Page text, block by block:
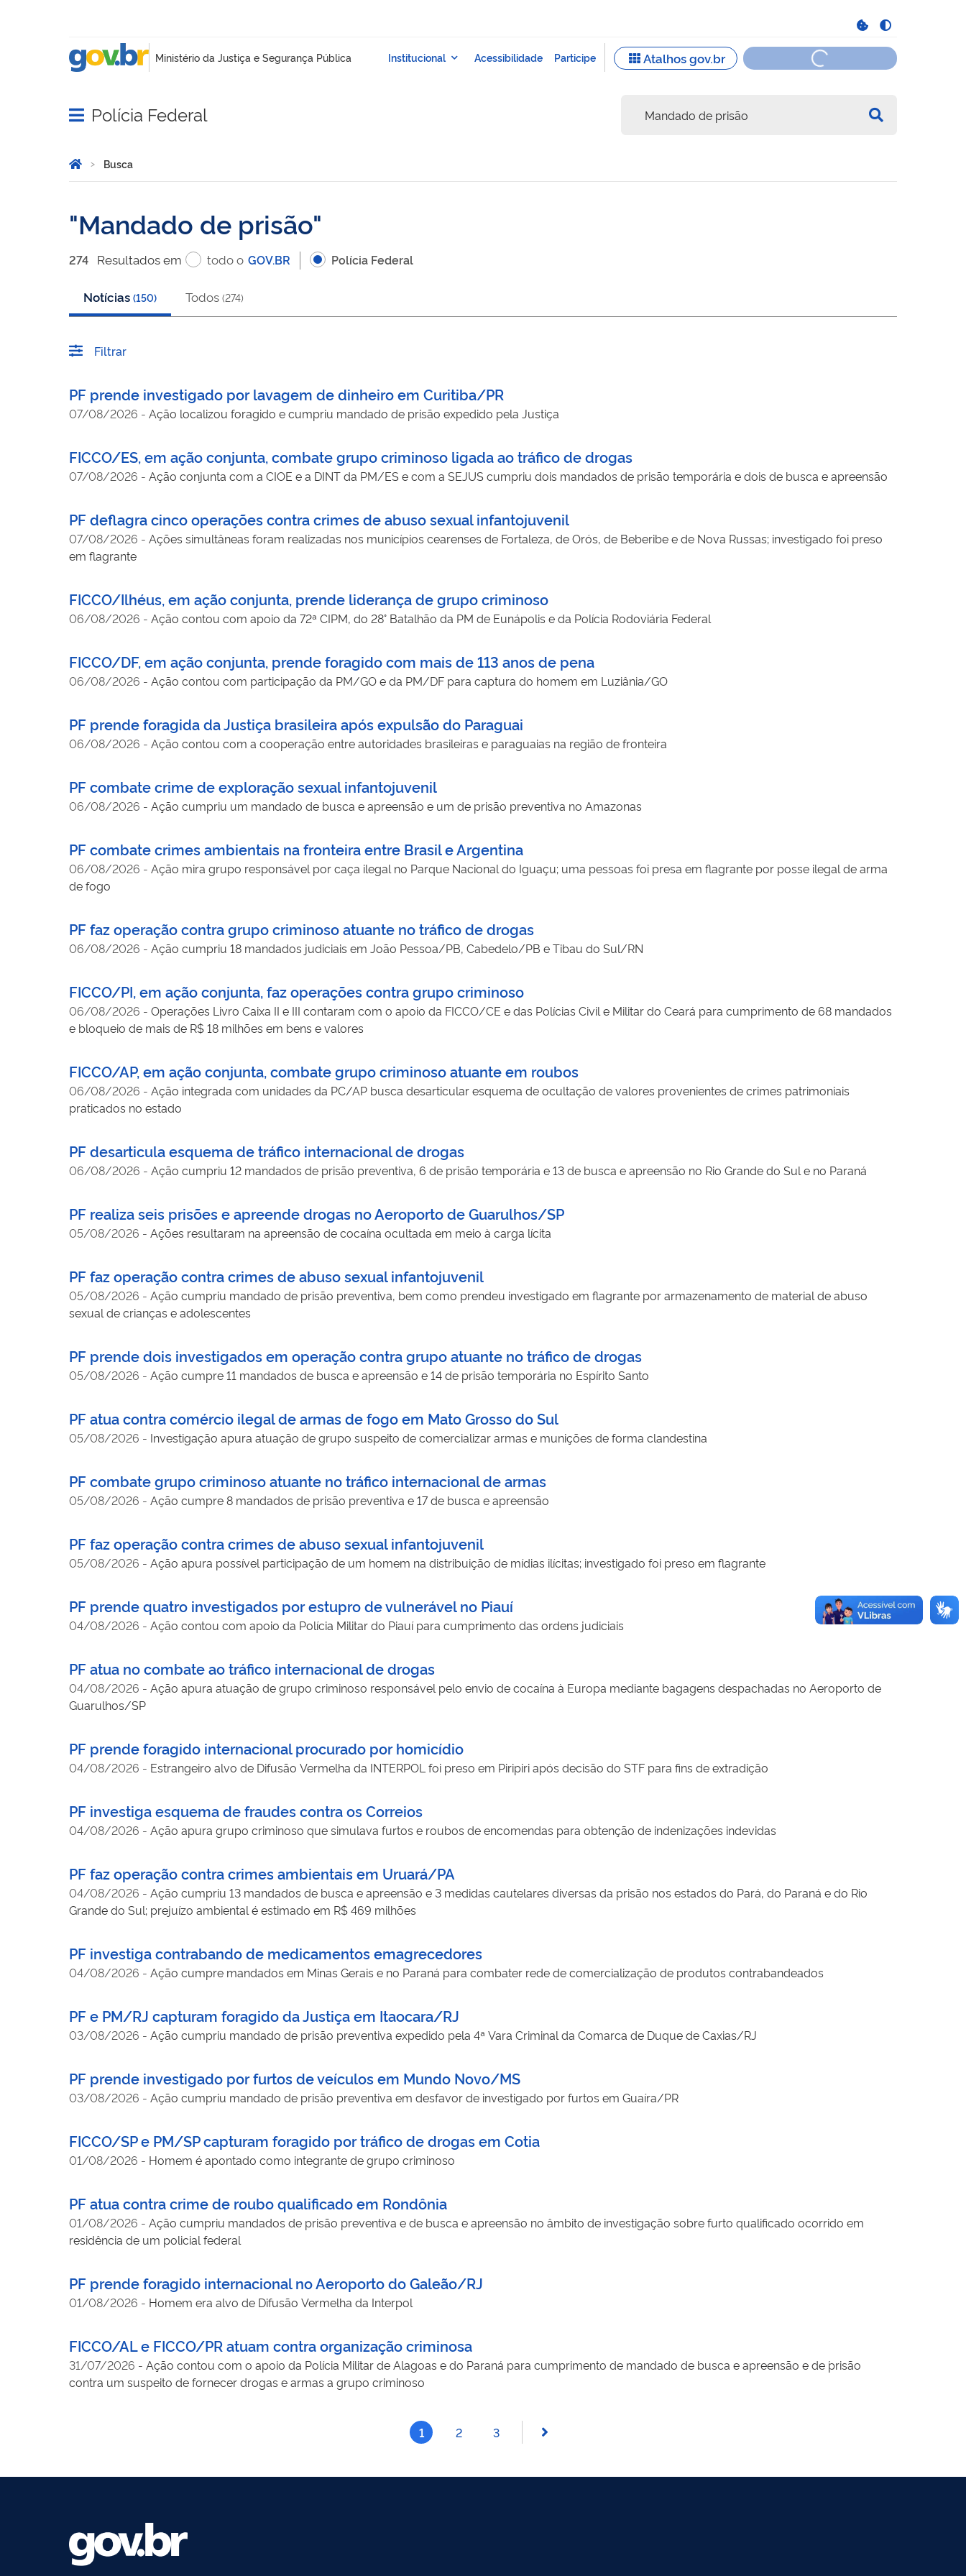
Abrir menu principal de navegação
Polícia Federal
Você está aqui:
Página Inicial
Busca
Mandado de prisão
274 Resultadosem todo o GOV.BR Polícia Federal
Notícias (150) Todos (274)
Filtrar
PF prende investigado por lavagem de dinheiro em Curitiba/PR
07/08/2026 - Ação localizou foragido e cumpriu mandado de prisão expedido pela Justiça
FICCO/ES, em ação conjunta, combate grupo criminoso ligada ao tráfico de drogas
07/08/2026 - Ação conjunta com a CIOE e a DINT da PM/ES e com a SEJUS cumpriu dois mandados de prisão temporária e dois de busca e apreensão
PF deflagra cinco operações contra crimes de abuso sexual infantojuvenil
07/08/2026 - Ações simultâneas foram realizadas nos municípios cearenses de Fortaleza, de Orós, de Beberibe e de Nova Russas; investigado foi preso
em flagrante
FICCO/Ilhéus, em ação conjunta, prende liderança de grupo criminoso
06/08/2026 - Ação contou com apoio da 72ª CIPM, do 28° Batalhão da PM de Eunápolis e da Polícia Rodoviária Federal
FICCO/DF, em ação conjunta, prende foragido com mais de 113 anos de pena
06/08/2026 - Ação contou com participação da PM/GO e da PM/DF para captura do homem em Luziânia/GO
PF prende foragida da Justiça brasileira após expulsão do Paraguai
06/08/2026 - Ação contou com a cooperação entre autoridades brasileiras e paraguaias na região de fronteira
PF combate crime de exploração sexual infantojuvenil
06/08/2026 - Ação cumpriu um mandado de busca e apreensão e um de prisão preventiva no Amazonas
PF combate crimes ambientais na fronteira entre Brasil e Argentina
06/08/2026 - Ação mira grupo responsável por caça ilegal no Parque Nacional do Iguaçu; uma pessoas foi presa em flagrante por posse ilegal de arma
de fogo
PF faz operação contra grupo criminoso atuante no tráfico de drogas
06/08/2026 - Ação cumpriu 18 mandados judiciais em João Pessoa/PB, Cabedelo/PB e Tibau do Sul/RN
FICCO/PI, em ação conjunta, faz operações contra grupo criminoso
06/08/2026 - Operações Livro Caixa II e III contaram com o apoio da FICCO/CE e das Polícias Civil e Militar do Ceará para cumprimento de 68 mandados
e bloqueio de mais de R$ 18 milhões em bens e valores
FICCO/AP, em ação conjunta, combate grupo criminoso atuante em roubos
06/08/2026 - Ação integrada com unidades da PC/AP busca desarticular esquema de ocultação de valores provenientes de crimes patrimoniais
praticados no estado
PF desarticula esquema de tráfico internacional de drogas
06/08/2026 - Ação cumpriu 12 mandados de prisão preventiva, 6 de prisão temporária e 13 de busca e apreensão no Rio Grande do Sul e no Paraná
PF realiza seis prisões e apreende drogas no Aeroporto de Guarulhos/SP
05/08/2026 - Ações resultaram na apreensão de cocaína ocultada em meio à carga lícita
PF faz operação contra crimes de abuso sexual infantojuvenil
05/08/2026 - Ação cumpriu mandado de prisão preventiva, bem como prendeu investigado em flagrante por armazenamento de material de abuso
sexual de crianças e adolescentes
PF prende dois investigados em operação contra grupo atuante no tráfico de drogas
05/08/2026 - Ação cumpre 11 mandados de busca e apreensão e 14 de prisão temporária no Espírito Santo
PF atua contra comércio ilegal de armas de fogo em Mato Grosso do Sul
05/08/2026 - Investigação apura atuação de grupo suspeito de comercializar armas e munições de forma clandestina
PF combate grupo criminoso atuante no tráfico internacional de armas
05/08/2026 - Ação cumpre 8 mandados de prisão preventiva e 17 de busca e apreensão
PF faz operação contra crimes de abuso sexual infantojuvenil
05/08/2026 - Ação apura possível participação de um homem na distribuição de mídias ilícitas; investigado foi preso em flagrante
PF prende quatro investigados por estupro de vulnerável no Piauí
04/08/2026 - Ação contou com apoio da Polícia Militar do Piauí para cumprimento das ordens judiciais
PF atua no combate ao tráfico internacional de drogas
04/08/2026 - Ação apura atuação de grupo criminoso responsável pelo envio de cocaína à Europa mediante bagagens despachadas no Aeroporto de
Guarulhos/SP
PF prende foragido internacional procurado por homicídio
04/08/2026 - Estrangeiro alvo de Difusão Vermelha da INTERPOL foi preso em Piripiri após decisão do STF para fins de extradição
PF investiga esquema de fraudes contra os Correios
04/08/2026 - Ação apura grupo criminoso que simulava furtos e roubos de encomendas para obtenção de indenizações indevidas
PF faz operação contra crimes ambientais em Uruará/PA
04/08/2026 - Ação cumpriu 13 mandados de busca e apreensão e 3 medidas cautelares diversas da prisão nos estados do Pará, do Paraná e do Rio
Grande do Sul; prejuízo ambiental é estimado em R$ 469 milhões
PF investiga contrabando de medicamentos emagrecedores
04/08/2026 - Ação cumpre mandados em Minas Gerais e no Paraná para combater rede de comercialização de produtos contrabandeados
PF e PM/RJ capturam foragido da Justiça em Itaocara/RJ
03/08/2026 - Ação cumpriu mandado de prisão preventiva expedido pela 4ª Vara Criminal da Comarca de Duque de Caxias/RJ
PF prende investigado por furtos de veículos em Mundo Novo/MS
03/08/2026 - Ação cumpriu mandado de prisão preventiva em desfavor de investigado por furtos em Guaíra/PR
FICCO/SP e PM/SP capturam foragido por tráfico de drogas em Cotia
01/08/2026 - Homem é apontado como integrante de grupo criminoso
PF atua contra crime de roubo qualificado em Rondônia
01/08/2026 - Ação cumpriu mandados de prisão preventiva e de busca e apreensão no âmbito de investigação sobre furto qualificado ocorrido em
residência de um policial federal
PF prende foragido internacional no Aeroporto do Galeão/RJ
01/08/2026 - Homem era alvo de Difusão Vermelha da Interpol
FICCO/AL e FICCO/PR atuam contra organização criminosa
31/07/2026 - Ação contou com o apoio da Polícia Militar de Alagoas e do Paraná para cumprimento de mandado de busca e apreensão e de ´prisão
contra um suspeito de fornecer drogas e armas a grupo criminoso
1 2 3